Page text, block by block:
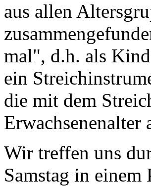
aus allen
mal", d.h. als
ein
die mit dem
Erwachsenenalter
Wir treffen uns
Samstag in